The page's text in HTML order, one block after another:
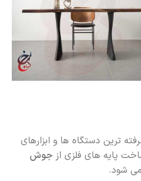
ترین دستگاه ها و ابزارهای
پایه های فلزی از جوش
شود.